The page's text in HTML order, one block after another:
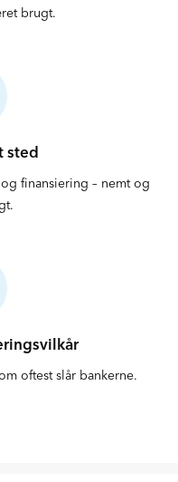
brugt.
sted
finansiering – nemt og
oftest slår bankerne.